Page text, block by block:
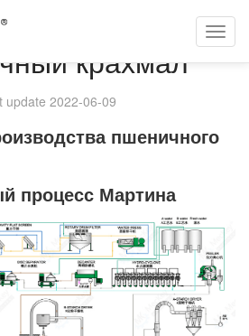
крахмал
update 2022-06-09
пшеничного
процесс Мартина